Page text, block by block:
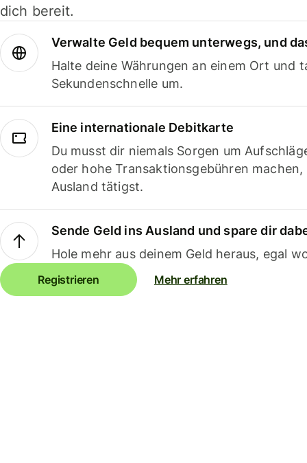
dich bereit.
Verwalte Geld bequem unterwegs, und
Halte deine Währungen an einem Ort und
Sekundenschnelle um.
Eine internationale Debitkarte
Du musst dir niemals Sorgen um
oder hohe Transaktionsgebühren
Ausland tätigst.
Sende Geld ins Ausland und spare dir
Hole mehr aus deinem Geld heraus, egal
Registrieren Mehr erfahren